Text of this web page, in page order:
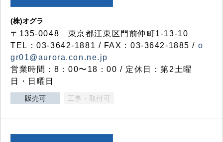
(株)オグラ
〒135-0048 東京都江東区門前仲町1-13-10
TEL：03-3642-1881 / FAX：03-3642-1885 / o
gr01@aurora.con.ne.jp
営業時間：8：00〜18：00 / 定休日：第2土曜
日・日曜日
販売可 工事・取付可